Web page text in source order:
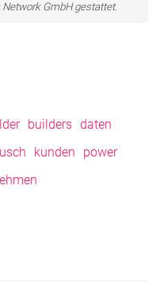
GmbH gestattet.
builders daten
kunden
power